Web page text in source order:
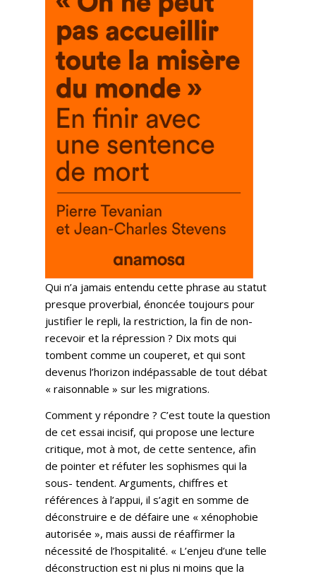
Qui n’a jamais entendu cette phrase au statut
presque proverbial, énoncée toujours pour
justifier le repli, la restriction, la fin de non-
recevoir et la répression ? Dix mots qui
tombent comme un couperet, et qui sont
devenus l’horizon indépassable de tout débat
« raisonnable » sur les migrations.
Comment y répondre ? C’est toute la question
de cet essai incisif, qui propose une lecture
critique, mot à mot, de cette sentence, afin
de pointer et réfuter les sophismes qui la
sous- tendent. Arguments, chiffres et
références à l’appui, il s’agit en somme de
déconstruire e de défaire une « xénophobie
autorisée », mais aussi de réaffirmer la
nécessité de l’hospitalité. « L’enjeu d’une telle
déconstruction est ni plus ni moins que la